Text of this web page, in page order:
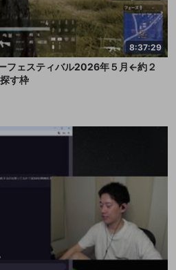
8:37:29
フェスティバル2026年５月←約２
す枠